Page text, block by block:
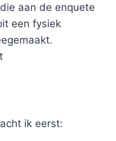
aan de enquete
een fysiek
ik eerst: